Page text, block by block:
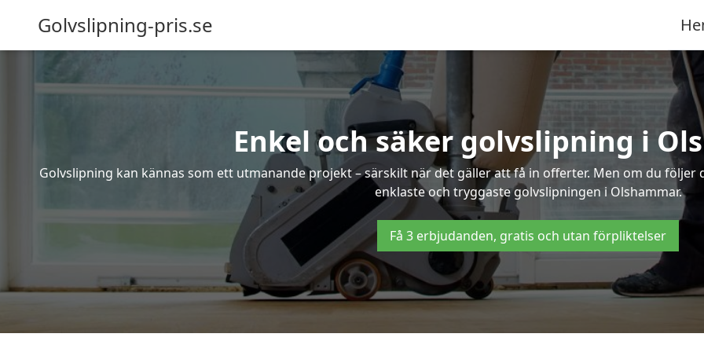
Golvslipning-pris.se
Enkel och säker golvslipning i
Golvslipning kan kännas som ett utmanande projekt – särskilt när det gäller att få in offerter. Men om du
enklaste och tryggaste golvslipningen i Olshammar.
Få 3 erbjudanden, gratis och utan förpliktelser